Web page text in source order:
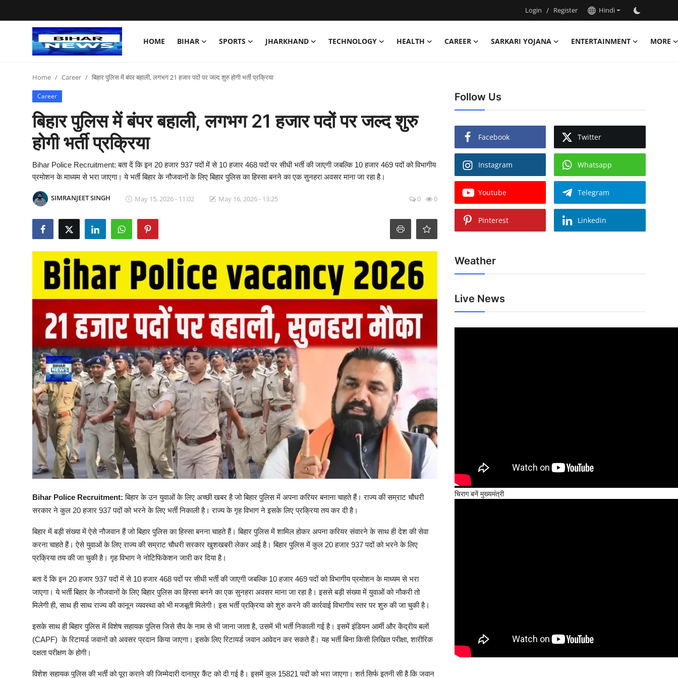
Login / Register Hindi
HOME BIHAR SPORTS JHARKHAND TECHNOLOGY HEALTH CAREER SARKARI YOJANA ENTERTAINMENT
MORE
Login
Register
Sports
Jharkhand
Technology
Sarkari Yojana
Entertainment
Hindi
Home Career बिहार पुलिस में बंपर बहाली, लगभग 21 हजार पदों पर जल्द शुरु होगी भर्ती प्रक्रिया
Career
बिहार पुलिस में बंपर बहाली, लगभग 21 हजार पदों पर जल्द शुरु
होगी भर्ती प्रक्रिया
Bihar Police Recruitment: बता दें कि इन 20 हजार 937 पदों में से 10 हजार 468 पदों पर सीधी भर्ती की जाएगी जबल्कि 10 हजार 469 पदों को विभागीय
प्रमोशन के माध्यम से भरा जाएगा। ये भर्ती बिहार के नौजवानों के लिए बिहार पुलिस का हिस्सा बनने का एक सुनहरा अवसर माना जा रहा है।
SIMRANJEET SINGH May 15, 2026 - 11:02 May 16, 2026 - 13:25 0 0
Bihar Police Recruitment:बिहार के उन युवाओं के लिए अच्छी खबर है जो बिहार पुलिस में अपना करियर बनाना चाहते हैं। राज्य की सम्राट चौधरी
सरकार ने कुल 20 हजार 937 पदों को भरने के लिए भर्ती निकाली है। राज्य के गृह विभाग ने इसके लिए प्रक्रिया तय कर दी है।
बिहार में बड़ी संख्या में ऐसे नौजवान हैं जो बिहार पुलिस का हिस्सा बनना चाहते हैं। बिहार पुलिस में शामिल होकर अपना करियर संवारने के साथ ही देश की सेवा
करना चाहते हैं। ऐसे युवाओं के लिए राज्य की सम्राट चौधरी सरकार खुशखबरी लेकर आई है। बिहार पुलिस में कुल 20 हजार 937 पदों को भरने के लिए
प्रक्रिया तय की जा चुकी है। गृह विभाग ने नोटिफिकेशन जारी कर दिया है।
बता दें कि इन 20 हजार 937 पदों में से 10 हजार 468 पदों पर सीधी भर्ती की जाएगी जबल्कि 10 हजार 469 पदों को विभागीय प्रमोशन के माध्यम से भरा
जाएगा। ये भर्ती बिहार के नौजवानों के लिए बिहार पुलिस का हिस्सा बनने का एक सुनहरा अवसर माना जा रहा है। इससे बड़ी संख्या में युवाओं को नौकरी तो
मिलेगी ही, साथ ही साथ राज्य की कानून व्यवस्था को भी मजबूती मिलेगी। इस भर्ती प्रक्रिया को शुरु करने की कार्रवाई विभागीय स्तर पर शुरु की जा चुकी है।
इसके साथ ही बिहार पुलिस में विशेष सहायक पुलिस जिसे सैप के नाम से भी जाना जाता है, उसमें भी भर्ती निकाली गई है। इसमें इंडियन आर्मी और केंद्रीय बलों
(CAPF) के रिटायर्ड जवानों को अवसर प्रदान किया जाएगा। इसके लिए रिटायर्ड जवान आवेदन कर सकते हैं। यह भर्ती बिना किसी लिखित परीक्षा, शारीरिक
दक्षता परीक्षण के होगी।
विशेश सहायक पुलिस की भर्ती को पूरा कराने की जिम्मेदारी दानापुर कैंट को दी गई है। इसमें कुल 15821 पदों को भरा जाएगा। शर्त सिर्फ इतनी सी है कि जवान
Follow Us
Facebook Twitter
Instagram Whatsapp
Youtube Telegram
Pinterest Linkedin
Weather
Live News
चिराग बनें मुख्यमंत्री